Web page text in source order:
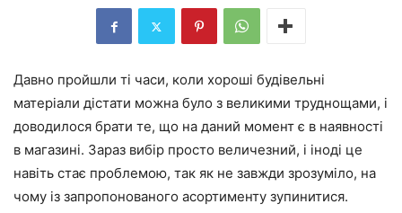
Давно пройшли ті часи, коли хороші будівельні
матеріали дістати можна було з великими труднощами, і
доводилося брати те, що на даний момент є в наявності
в магазині. Зараз вибір просто величезний, і іноді це
навіть стає проблемою, так як не завжди зрозуміло, на
чому із запропонованого асортименту зупинитися.